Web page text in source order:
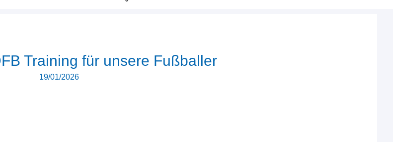
Training für unsere Fußballer
19/01/2026